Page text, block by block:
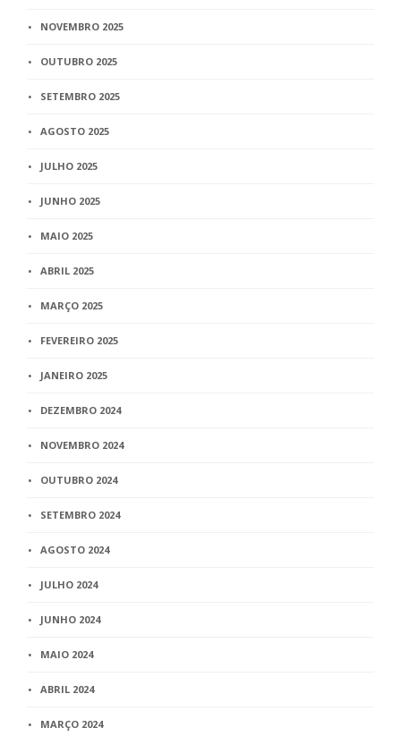
NOVEMBRO 2025
OUTUBRO 2025
SETEMBRO 2025
AGOSTO 2025
JULHO 2025
JUNHO 2025
MAIO 2025
ABRIL 2025
MARÇO 2025
FEVEREIRO 2025
JANEIRO 2025
DEZEMBRO 2024
NOVEMBRO 2024
OUTUBRO 2024
SETEMBRO 2024
AGOSTO 2024
JULHO 2024
JUNHO 2024
MAIO 2024
ABRIL 2024
MARÇO 2024